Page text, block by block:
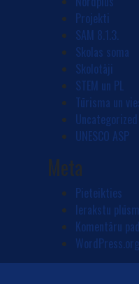
Projekti
SAM 8.1.3.
Skolas soma
Skolotāji
STEM un PL
Tūrisma un
Uncategorized
UNESCO ASP
Meta
Pieteikties
Ierakstu
Komentāru
WordPress.org